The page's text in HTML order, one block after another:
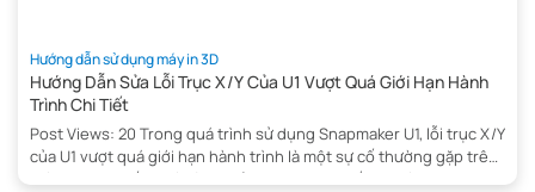
Hướng dẫn sử dụng máy in 3D
Hướng Dẫn Sửa Lỗi Trục X/Y Của U1 Vượt Quá Giới Hạn Hành
Trình Chi Tiết
Post Views: 20 Trong quá trình sử dụng Snapmaker U1, lỗi trục X/Y
của U1 vượt quá giới hạn hành trình là một sự cố thường gặp trên
máy in 3D , khiến quá trình khởi động hoặc in ấn bị gián đoạn.